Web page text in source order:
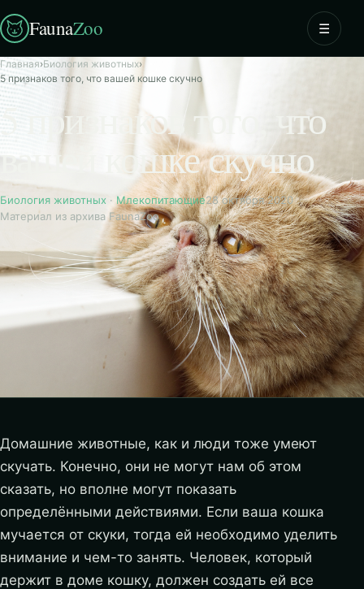
FaunaZoo ☰
Главная›Биология животных›
5 признаков того, что вашей кошке скучно
5 признаков того, что
вашей кошке скучно
Биология животных · Млекопитающие28 октября 2020
Материал из архива FaunaZoo
Домашние животные, как и люди тоже умеют
скучать. Конечно, они не могут нам об этом
сказать, но вполне могут показать
определёнными действиями. Если ваша кошка
мучается от скуки, тогда ей необходимо уделить
внимание и чем-то занять. Человек, который
держит в доме кошку, должен создать ей все